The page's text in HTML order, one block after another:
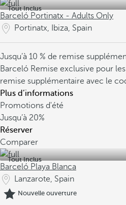
Tout Inclus
Barceló Portinatx - Adults Only
Portinatx, Ibiza, Spain
Jusqu’à 10 % de remise
Barceló Remise exclusive pour
remise supplémentaire avec le
Plus d’informations
Promotions d'été
Jusqu’à 20%
Réserver
Comparer
Tout Inclus
Barceló Playa Blanca
Lanzarote, Spain
Nouvelle ouverture